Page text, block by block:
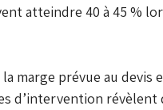
atteindre 40 à 45 %
marge prévue au devis
d’intervention révèlent